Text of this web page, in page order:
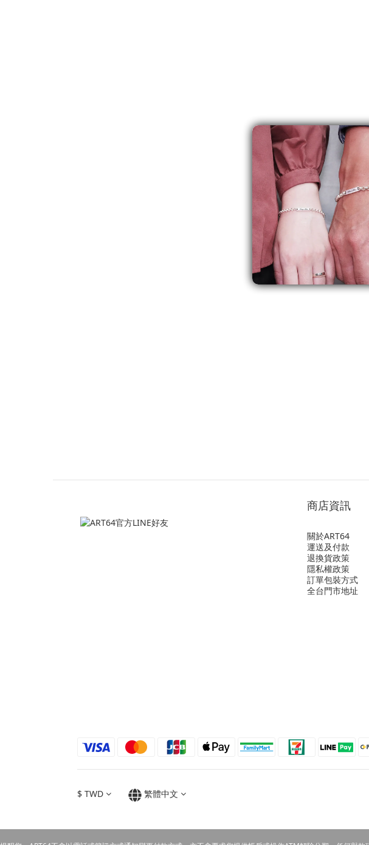
商店資訊
關於ART64
運送及付款
退換貨政策
隱私權政策
訂單包裝方式
全台門市地址
$ TWD 繁體中文